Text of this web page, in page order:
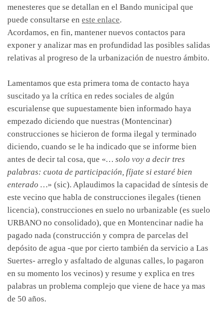
menesteres que se detallan en el Bando municipal que
puede consultarse en este enlace.
Acordamos, en fin, mantener nuevos contactos para
exponer y analizar mas en profundidad las posibles salidas
relativas al progreso de la urbanización de nuestro ámbito.
Lamentamos que esta primera toma de contacto haya
suscitado ya la crítica en redes sociales de algún
escurialense que supuestamente bien informado haya
empezado diciendo que nuestras (Montencinar)
construcciones se hicieron de forma ilegal y terminado
diciendo, cuando se le ha indicado que se informe bien
antes de decir tal cosa, que «… solo voy a decir tres
palabras: cuota de participación, fíjate si estaré bien
enterado …» (sic). Aplaudimos la capacidad de síntesis de
este vecino que habla de construcciones ilegales (tienen
licencia), construcciones en suelo no urbanizable (es suelo
URBANO no consolidado), que en Montencinar nadie ha
pagado nada (construcción y compra de parcelas del
depósito de agua -que por cierto también da servicio a Las
Suertes- arreglo y asfaltado de algunas calles, lo pagaron
en su momento los vecinos) y resume y explica en tres
palabras un problema complejo que viene de hace ya mas
de 50 años.